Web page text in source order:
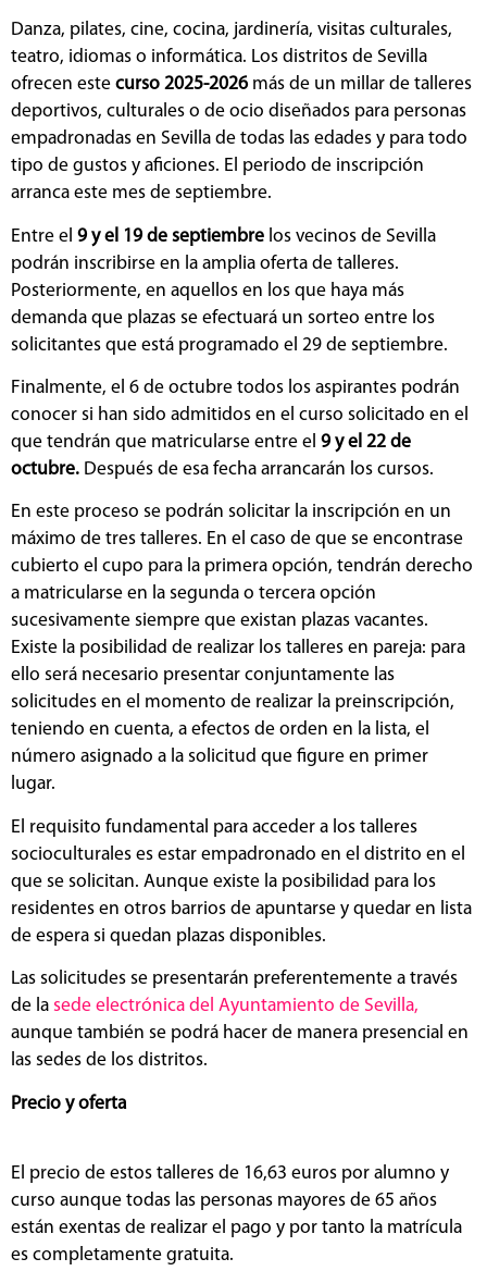
Danza, pilates, cine, cocina, jardinería, visitas culturales,
teatro, idiomas o informática. Los distritos de Sevilla
ofrecen este curso 2025-2026más de un millar de talleres
deportivos, culturales o de ocio diseñados para personas
empadronadas en Sevilla de todas las edades y para todo
tipo de gustos y aficiones. El periodo de inscripción
arranca este mes de septiembre.
Entre el 9 y el 19 de septiembre los vecinos de Sevilla
podrán inscribirse en la amplia oferta de talleres.
Posteriormente, en aquellos en los que haya más
demanda que plazas se efectuará un sorteo entre los
solicitantes que está programado el 29 de septiembre.
Finalmente, el 6 de octubre todos los aspirantes podrán
conocer si han sido admitidos en el curso solicitado en el
que tendrán que matricularse entre el 9 y el 22 de
octubre. Después de esa fecha arrancarán los cursos.
En este proceso se podrán solicitar la inscripción en un
máximo de tres talleres. En el caso de que se encontrase
cubierto el cupo para la primera opción, tendrán derecho
a matricularse en la segunda o tercera opción
sucesivamente siempre que existan plazas vacantes.
Existe la posibilidad de realizar los talleres en pareja: para
ello será necesario presentar conjuntamente las
solicitudes en el momento de realizar la preinscripción,
teniendo en cuenta, a efectos de orden en la lista, el
número asignado a la solicitud que figure en primer
lugar.
El requisito fundamental para acceder a los talleres
socioculturales es estar empadronado en el distrito en el
que se solicitan. Aunque existe la posibilidad para los
residentes en otros barrios de apuntarse y quedar en lista
de espera si quedan plazas disponibles.
Las solicitudes se presentarán preferentemente a través
de la sede electrónica del Ayuntamiento de Sevilla,
aunque también se podrá hacer de manera presencial en
las sedes de los distritos.
Precio y oferta
El precio de estos talleres de 16,63 euros por alumno y
curso aunque todas las personas mayores de 65 años
están exentas de realizar el pago y por tanto la matrícula
es completamente gratuita.